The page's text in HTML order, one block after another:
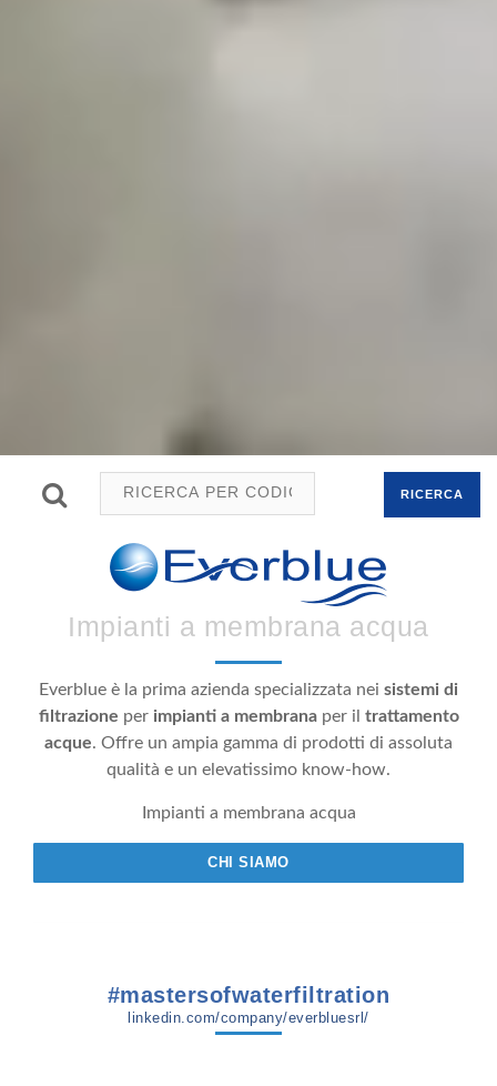
RICERCA
Impianti a membrana acqua
Everblue è la prima azienda specializzata nei sistemi di
filtrazione per impianti a membranaper il trattamento
acque. Offre un ampia gamma di prodotti di assoluta
qualità e un elevatissimo know-how.
Impianti a membrana acqua
CHI SIAMO
#mastersofwaterfiltration
linkedin.com/company/everbluesrl/